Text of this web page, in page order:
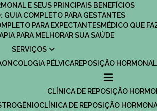
E SEUS PRINCIPAIS BENEFÍCIOS
GUIA COMPLETO PARA GESTANTES
PARA EXPECTANTES
MÉDICO QUE
PARA MELHORAR SUA SAÚDE
SERVIÇOS
ONCOLOGIA PÉLVICA REPOSIÇÃO HORMONAL
CLÍNICA DE REPOSIÇÃO
CLÍNICA DE REPOSIÇÃO